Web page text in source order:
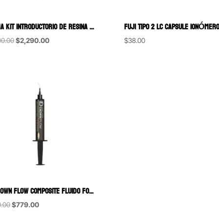
FORMA KIT INTRODUCTORIO DE RESINA NANOHIBRIDA CON ZIRCONIA ULTRADENT
Original
$2,290.00Current
$38.00
ID CROWN FLOW COMPOSITE FLUIDO FOTOCURABLE PARA PROVISIONALES IDEAS DENTALES JERINGA 6GRS
Original
$779.00Current